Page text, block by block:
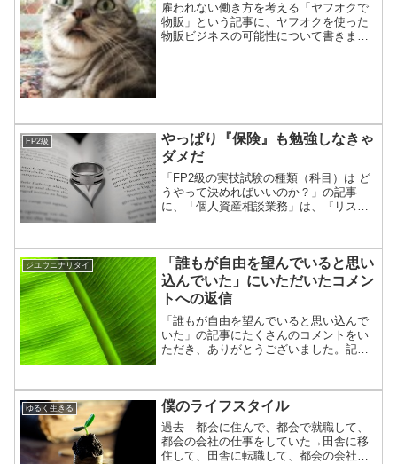
雇われない働き方を考える「ヤフオクで
物販」という記事に、ヤフオクを使った
物販ビジネスの可能性について書きまし
FP2級
やっぱり『保険』も勉強しなきゃ
ダメだ
「FP2級の実技試験の種類（科目）は ど
うやって決めればいいのか？」の記事
に、「個人資産相談業務」は、『リスク
の分野で、僕はあまり積極的に勉強した
くありません。（自分が保...
ジユウニナリタイ
「誰もが自由を望んでいると思い
込んでいた」にいただいたコメン
トへの返信
「誰もが自由を望んでいると思い込んで
いた」の記事にたくさんのコメントをい
ただき、ありがとうございました。記事
「そんなに自由を欲していない」という
ことでした。「レールに乗る...
ゆるく生きる 僕のライフスタイル
過去 都会に住んで、都会で就職して、
都会の会社の仕事をしていた→田舎に移
住して、田舎に転職して、都会の会社の